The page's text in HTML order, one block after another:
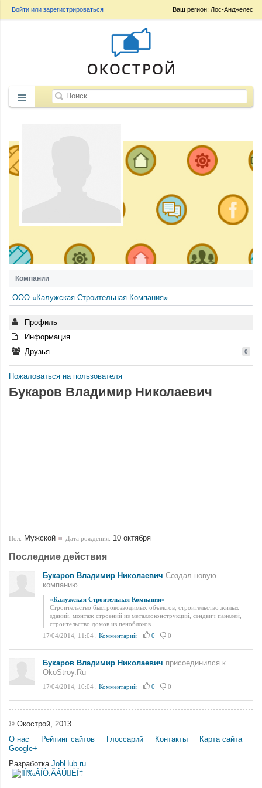
Ваш регион: Лос-Анджелес
Войти или зарегистрироваться
Компании
ООО «Калужская Строительная Компания»
Профиль
Информация
Друзья
0
Пожаловаться на пользователя
Букаров Владимир Николаевич
Пол: Мужской Дата рождения: 10 октября
Последние действия
Букаров Владимир Николаевич Создал новую
компанию
«Калужская Строительная Компания»
Строительство быстровозводимых объектов, строительство жилых
зданий, монтаж строений из металлоконструкций, сэндвич панелей,
строительство домов из пеноблоков.
17/04/2014, 11:04
Комментарий 0 0
Букаров Владимир Николаевич присоединился к
OkoStroy.Ru
17/04/2014, 10:04 Комментарий 0 0
© Окострой, 2013
О нас
Рейтинг сайтов Глоссарий Контакты
Карта сайта
Google+
Разработка JobHub.ru